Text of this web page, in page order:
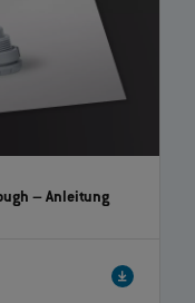
– Anleitung
ODU-
demontieren.